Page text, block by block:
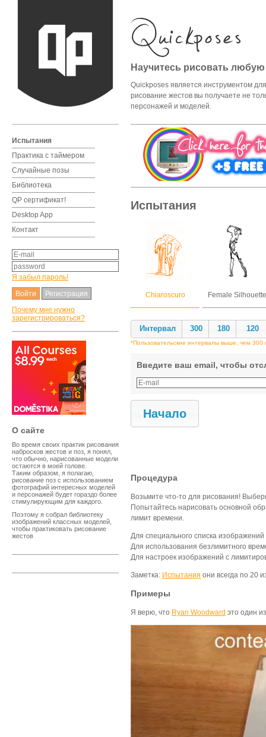
Испытания
Практика с таймером
Случайные позы
Библиотека
QP cертификат!
Desktop App
Контакт
Я забыл пароль!
Регистрация
Почему мне нужно
зарегистрироваться?
O сайте
Во время своих практик рисования
набросков жестов и поз, я понял,
что обычно, нарисованные модели
остаются в моей голове.
Таким образом, я полагаю,
рисование поз с использованием
фотографий интересных моделей
и персонажей будет гораздо более
стимулирующим для каждого.
Поэтому я собрал библиотеку
изображений классных моделей,
чтобы практиковать рисование
жестов
Научитесь рисовать
Quickposes является инструментом
рисование жестов вы получаете не
персонажей и моделей.
Испытания
Chiaroscuro Female Silhouette
Интервал 300 180 120
*Пользовательские интервалы выше, чем 300
Введите ваш email, чтобы
Начало
Процедура
Возьмите что-то для рисования!
Попытайтесь нарисовать основной
лимит времени.
Для специального списка
Для использования безлимитного
Для настроек изображений с
Заметка: Испытания они всегда по 20
Примеры
Я верю, что Ryan Woodward это один